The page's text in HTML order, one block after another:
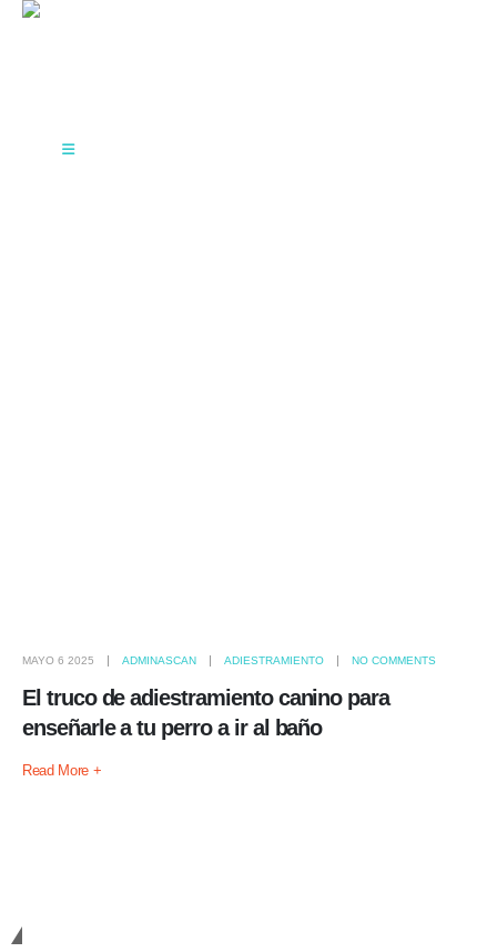
MAYO 6 2025 ADMINASCAN ADIESTRAMIENTO NO COMMENTS
El truco de adiestramiento canino para
enseñarle a tu perro a ir al baño
Read More +